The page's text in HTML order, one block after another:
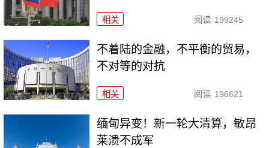
相关 阅读 199245
不着陆的金融，不平衡的贸易，
不对等的对抗
相关 阅读 196621
缅甸异变！新一轮大清算，敏昂
莱溃不成军